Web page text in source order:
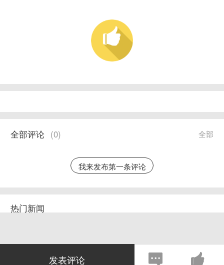
全部
全部评论 (0)
我来发布第一条评论
热门新闻
发表评论